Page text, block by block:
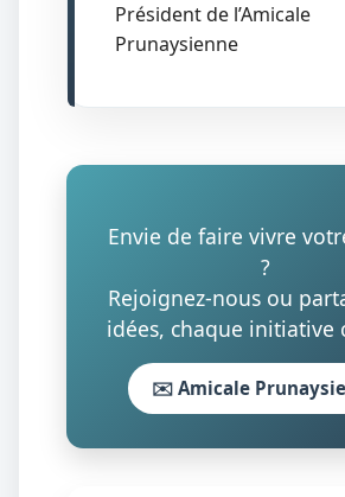
Président de l’Amicale
Prunaysienne
Envie de faire vivre
?
Rejoignez-nous ou
idées, chaque initiative
✉️ Amicale